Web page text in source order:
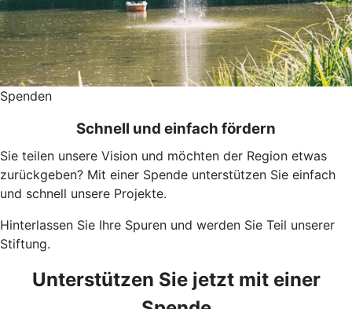
Spenden
Schnell und einfach fördern
Sie teilen unsere Vision und möchten der Region etwas
zurückgeben? Mit einer Spende unterstützen Sie einfach
und schnell unsere Projekte. ​
Hinterlassen Sie Ihre Spuren und werden Sie Teil unserer
Stiftung.
Unterstützen Sie jetzt mit einer